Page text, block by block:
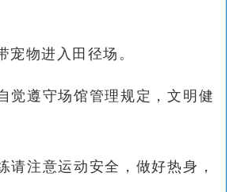
宠物进入田径场。
觉遵守场馆管理规定，文明健
请注意运动安全，做好热身，